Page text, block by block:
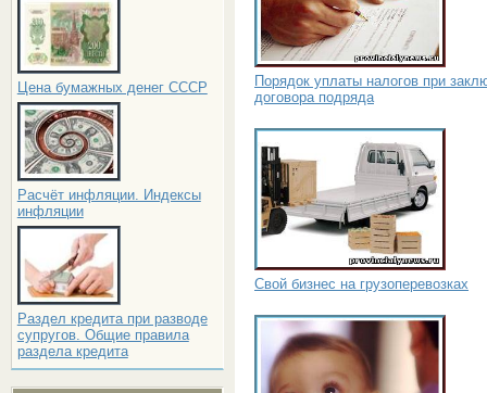
Цена бумажных денег СССР
Расчёт инфляции. Индексы
инфляции
Раздел кредита при разводе
супругов. Общие правила
раздела кредита
Порядок уплаты налогов при
договора подряда
Свой бизнес на грузоперевозках